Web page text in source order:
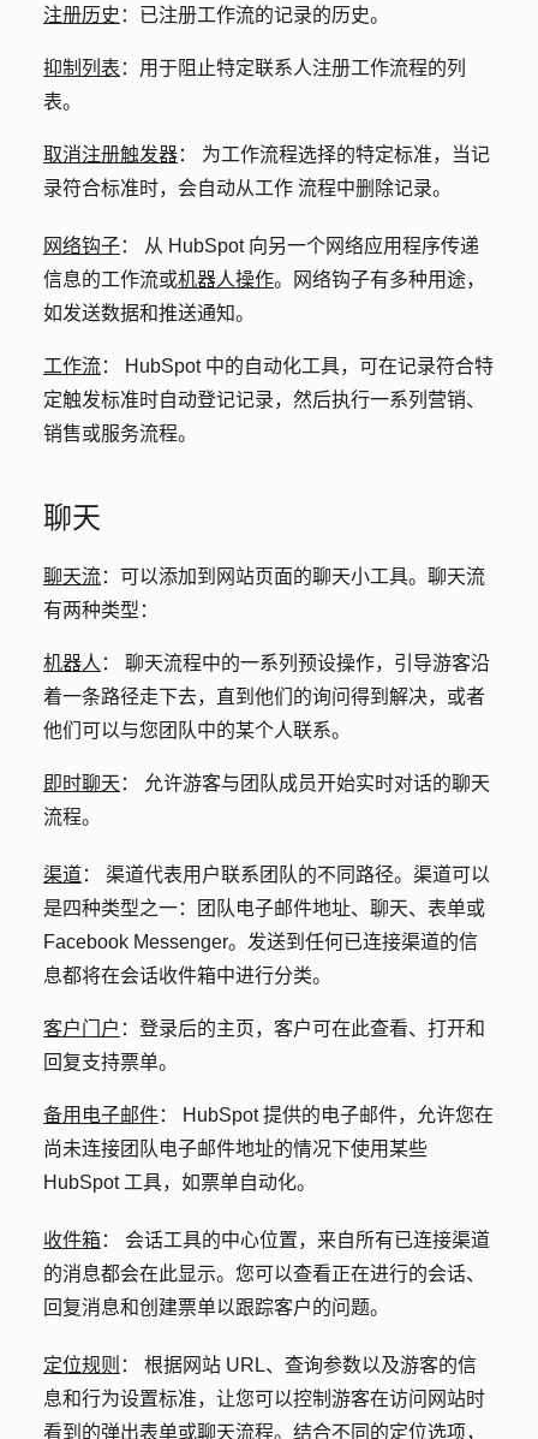
注册历史 ： 已注册工作流的记录的历史。
抑制列表 ： 用于阻止特定联系人注册工作流程的列
表。
取消注册触发器： 为工作流程选择的特定标准，当记
录符合标准时，会自动从工作 流程中删除记录。
网络钩子：
从 HubSpot 向另一个网络应用程序传递
信息的工作流或机器人操作。网络钩子有多种用途，
如发送数据和推送通知。
工作流：
HubSpot 中的自动化工具，可在记录符合特
定触发标准时自动登记记录，然后执行一系列营销、
销售或服务流程。
聊天
聊天流： 可以添加到网站页面的聊天小工具。聊天流
有两种类型：
机器人 ： 聊天流程中的一系列预设操作，引导游客沿
着一条路径走下去，直到他们的询问得到解决，或者
他们可以与您团队中的某个人联系。
即时聊天 ：
允许游客与团队成员开始实时对话的聊天
流程。
渠道： 渠道代表用户联系团队的不同路径。渠道可以
是四种类型之一：团队电子邮件地址、聊天、表单或
Facebook Messenger。发送到任何已连接渠道的信
息都将在会话收件箱中进行分类。
客户门户 ：登录后的主页，客户可在此查看、打开和
回复支持票单。
备用电子邮件：
HubSpot 提供的电子邮件，允许您在
尚未连接团队电子邮件地址的情况下使用某些
HubSpot 工具，如票单自动化。
收件箱： 会话工具的中心位置，来自所有已连接渠道
的消息都会在此显示。您可以查看正在进行的会话、
回复消息和创建票单以跟踪客户的问题。
定位规则 ： 根据网站 URL、查询参数以及游客的信
息和行为设置标准，让您可以控制游客在访问网站时
看到的弹出表单或聊天流程。结合不同的定位选项，